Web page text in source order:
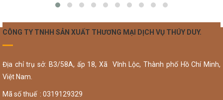
CÔNG TY TNHH SẢN XUẤT THƯƠNG MẠI DỊCH VỤ THÚY DUY.
Địa chỉ trụ sở: B3/58A, ấp 18, Xã Vĩnh Lộc, Thành phố Hồ Chí Minh,
Việt Nam.
Mã số thuế : 0319129329